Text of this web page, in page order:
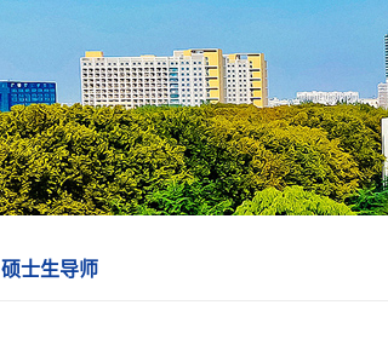
硕士生导师